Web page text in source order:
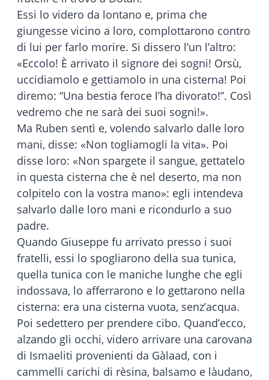
Essi lo videro da lontano e, prima che
giungesse vicino a loro, complottarono contro
di lui per farlo morire. Si dissero l’un l’altro:
«Eccolo! È arrivato il signore dei sogni! Orsù,
uccidiamolo e gettiamolo in una cisterna! Poi
diremo: “Una bestia feroce l’ha divorato!”. Così
vedremo che ne sarà dei suoi sogni!».
Ma Ruben sentì e, volendo salvarlo dalle loro
mani, disse: «Non togliamogli la vita». Poi
disse loro: «Non spargete il sangue, gettatelo
in questa cisterna che è nel deserto, ma non
colpitelo con la vostra mano»: egli intendeva
salvarlo dalle loro mani e ricondurlo a suo
padre.
Quando Giuseppe fu arrivato presso i suoi
fratelli, essi lo spogliarono della sua tunica,
quella tunica con le maniche lunghe che egli
indossava, lo afferrarono e lo gettarono nella
cisterna: era una cisterna vuota, senz’acqua.
Poi sedettero per prendere cibo. Quand’ecco,
alzando gli occhi, videro arrivare una carovana
di Ismaeliti provenienti da Gàlaad, con i
cammelli carichi di rèsina, balsamo e làudano,